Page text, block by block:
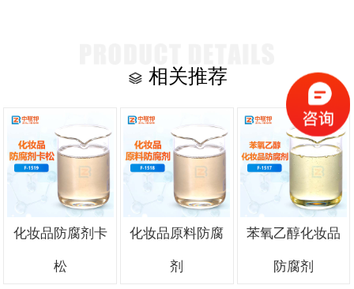
相关推荐
化妆品防腐剂卡
松
化妆品原料防腐
剂
苯氧乙醇化妆品
防腐剂